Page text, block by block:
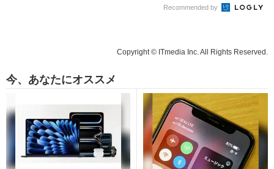
Recommended by
Copyright © ITmedia Inc. All Rights Reserved.
今、あなたにオススメ